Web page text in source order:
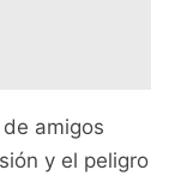
amigos
y el peligro